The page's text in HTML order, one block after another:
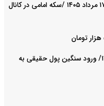
پیش ‌بینی قیمت دلار، طلا و سکه شنبه ۱۷ مرداد ۱۴۰۵ /سکه امامی در کانال
پیش‌بینی بورس فردا شنبه ۱۷ مرداد ۱۴۰۵/ ورود سنگین پول حقیقی به